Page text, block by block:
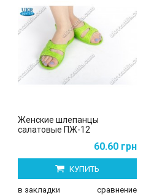
Женские шлепанцы
салатовые ПЖ-12
60.60 грн
КУПИТЬ
в закладки сравнение